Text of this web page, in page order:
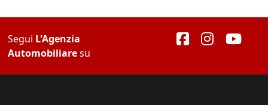
Segui L'Agenzia
Automobiliaresu